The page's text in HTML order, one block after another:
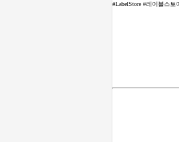
#LabelStore #레이블스토